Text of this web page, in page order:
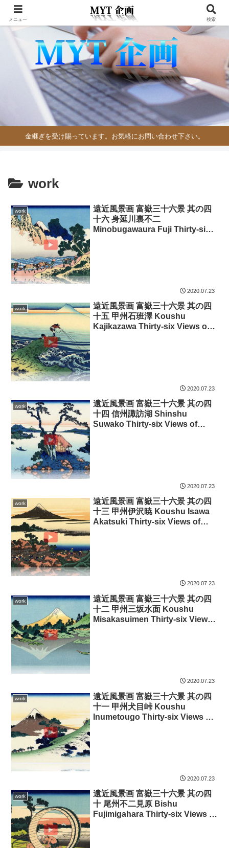
金継ぎを受け賜っています。お気軽にお問い合わせ下さい。
work
work
遠近風景画 富嶽三十六景 其の四
十六 身延川裏不二
Minobugawaura Fuji Thirty-six
2020.07.23
work
遠近風景画 富嶽三十六景 其の四
十五 甲州石班澤 Koushu
Kajikazawa Thirty-six Views of
2020.07.23
work
遠近風景画 富嶽三十六景 其の四
十四 信州諏訪湖 Shinshu
Suwako Thirty-six Views of
2020.07.23
work
遠近風景画 富嶽三十六景 其の四
十三 甲州伊沢暁 Koushu Isawa
Akatsuki Thirty-six Views of
2020.07.23
work
遠近風景画 富嶽三十六景 其の四
十二 甲州三坂水面 Koushu
Misakasuimen Thirty-six Views
2020.07.23
work
遠近風景画 富嶽三十六景 其の四
十一 甲州犬目峠 Koushu
Inumetougo Thirty-six Views of
2020.07.23
work
遠近風景画 富嶽三十六景 其の四
十 尾州不二見原 Bishu
Fujimigahara Thirty-six Views of
メニュー 検索